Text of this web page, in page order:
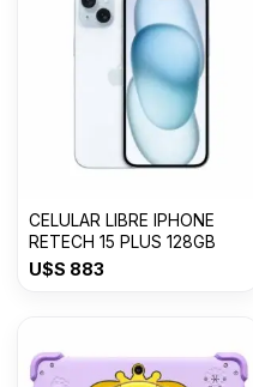
CELULAR LIBRE IPHONE
RETECH 15 PLUS 128GB
U$S 883